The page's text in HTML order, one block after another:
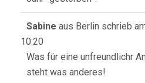
Sabine aus Berlin schrieb
10:20
Was für eine unfreundlichr
steht was anderes!